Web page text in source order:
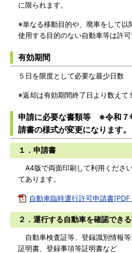
に限られます。
※単なる移動目的や、廃車をして以
使用する目的のない自動車等は許可
有効期間
５日を限度として必要な最少日数
※返却は有効期間終了日より数えて
申請に必要な書類等 ※令和７
請書の様式が変更になります。
１．申請書
A4版で両面印刷して利用くださ
てあります。
自動車臨時運行許可申請書[PDF
２．運行する自動車を確認でき
自動車検査証等、登録識別情報
証明書、登録事項等証明書など